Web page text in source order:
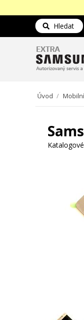
Hledat
Úvod /